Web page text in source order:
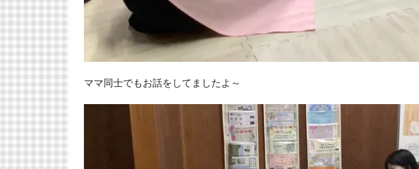
ママ同士でもお話をしてましたよ～